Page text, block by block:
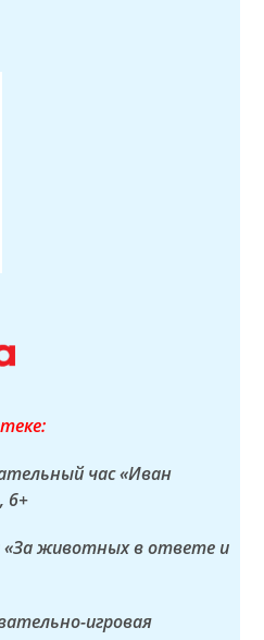
час «Иван
, 6+
«За животных в ответе и
игровая